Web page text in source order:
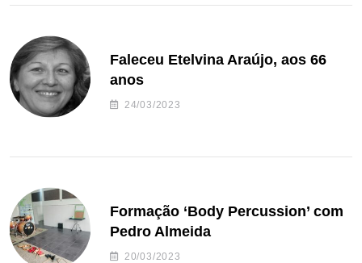
Faleceu Etelvina Araújo, aos 66
anos
24/03/2023
Formação ‘Body Percussion’ com
Pedro Almeida
20/03/2023